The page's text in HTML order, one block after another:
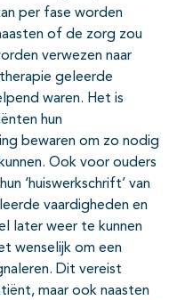
per fase worden
of de zorg zou
verwezen naar
geleerde
waren. Het is
hun
bewaren om zo nodig
Ook voor ouders
‘huiswerkschrift’ van
vaardigheden en
later weer te kunnen
wenselijk om een
Dit vereist
maar ook naasten